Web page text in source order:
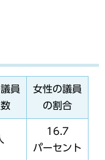
員
女性の議員
の割合
16.7
パーセント